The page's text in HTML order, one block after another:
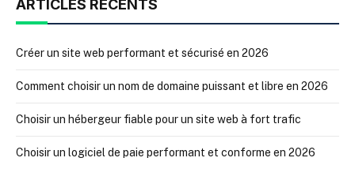
ARTICLES RÉCENTS
Créer un site web performant et sécurisé en 2026
Comment choisir un nom de domaine puissant et libre en 2026
Choisir un hébergeur fiable pour un site web à fort trafic
Choisir un logiciel de paie performant et conforme en 2026